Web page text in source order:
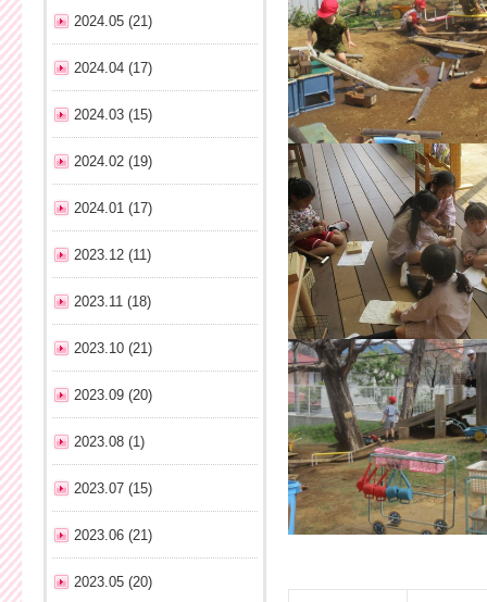
2024.05 (21)
2024.04 (17)
2024.03 (15)
2024.02 (19)
2024.01 (17)
2023.12 (11)
2023.11 (18)
2023.10 (21)
2023.09 (20)
2023.08 (1)
2023.07 (15)
2023.06 (21)
2023.05 (20)